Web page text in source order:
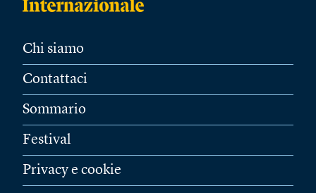
Chi siamo
Contattaci
Sommario
Festival
Privacy e cookie